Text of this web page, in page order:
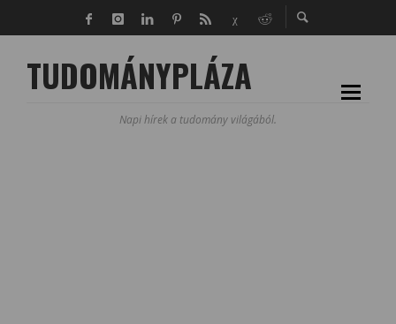
TUDOMÁNYPLÁZA
Napi hírek a tudomány világából.